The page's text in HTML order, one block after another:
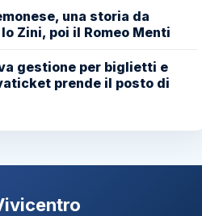
una storia da
Zini, poi il Romeo Menti
gestione per biglietti e
prende il posto di